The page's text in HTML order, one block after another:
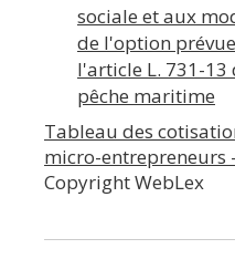
sociale et aux
de l'option
l'article L. 731-13
pêche maritime
Tableau des
micro-entrepreneurs
Copyright WebLex